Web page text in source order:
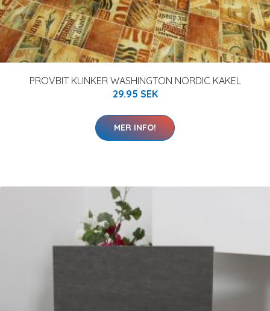
PROVBIT KLINKER WASHINGTON NORDIC KAKEL
29.95 SEK
MER INFO!